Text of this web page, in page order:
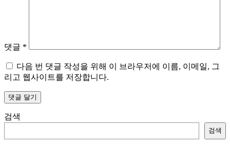
댓글 *
다음 번 댓글 작성을 위해 이 브라우저에 이름, 이메일, 그
리고 웹사이트를 저장합니다.
검색
검색